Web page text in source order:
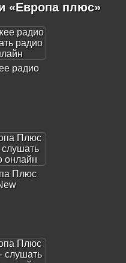
«Европа плюс»
радио
Плюс